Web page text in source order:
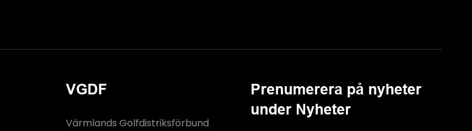
VGDF
Värmlands Golfdistriksförbund
Prenumerera på nyheter
under Nyheter